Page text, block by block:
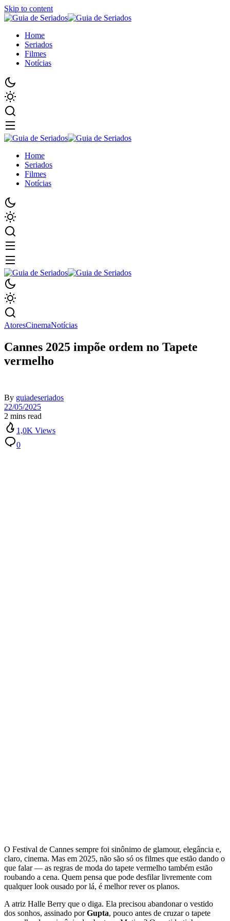
Skip to content
Home
Seriados
Filmes
Notícias
Home
Seriados
Filmes
Notícias
AtoresCinemaNotícias
Cannes 2025 impõe ordem no Tapete
vermelho
By guiadeseriados
22/05/2025
2 mins read
1,0K Views
0
O Festival de Cannes sempre foi sinônimo de glamour, elegância e,
claro, cinema. Mas em 2025, não são só os filmes que estão dando o
que falar — as regras de moda do tapete vermelho também estão
roubando a cena. Quem pensa que pode desfilar livremente com
qualquer look ousado por lá, é melhor rever os planos.
A atriz Halle Berry que o diga. Ela precisou abandonar o vestido
dos sonhos, assinado porGupta, pouco antes de cruzar o tapete